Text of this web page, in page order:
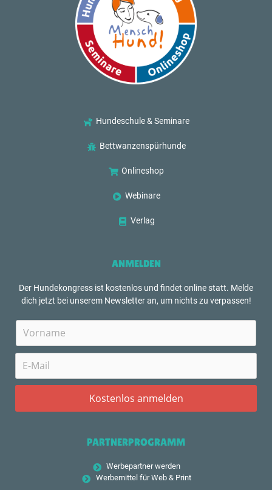
Hundeschule & Seminare
Bettwanzenspürhunde
Onlineshop
Webinare
Verlag
ANMELDEN
Der Hundekongress ist kostenlos und findet online statt. Melde
dich jetzt bei unserem Newsletter an, um nichts zu verpassen!
PARTNERPROGRAMM
Werbepartner werden
Werbemittel für Web & Print